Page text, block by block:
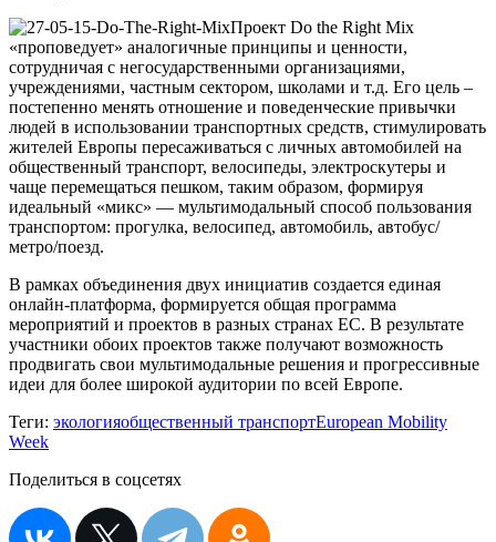
Проект Do the Right Mix
«проповедует» аналогичные принципы и ценности,
сотрудничая с негосударственными организациями,
учреждениями, частным сектором, школами и т.д. Его цель –
постепенно менять отношение и поведенческие привычки
людей в использовании транспортных средств, стимулировать
жителей Европы пересаживаться с личных автомобилей на
общественный транспорт, велосипеды, электроскутеры и
чаще перемещаться пешком, таким образом, формируя
идеальный «микс» — мультимодальный способ пользования
транспортом: прогулка, велосипед, автомобиль, автобус/
метро/поезд.
В рамках объединения двух инициатив создается единая
онлайн-платформа, формируется общая программа
мероприятий и проектов в разных странах ЕС. В результате
участники обоих проектов также получают возможность
продвигать свои мультимодальные решения и прогрессивные
идеи для более широкой аудитории по всей Европе.
Теги: экологияобщественный транспортEuropean Mobility
Week
Поделиться в соцсетях